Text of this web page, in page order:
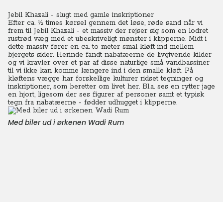
Jebil Khazali - slugt med gamle inskriptioner
Efter ca. ½ times kørsel gennem det løse, røde sand når vi
frem til Jebil Khazali - et massiv der rejser sig som en lodret
rustrød væg med et ubeskriveligt mønster i klipperne. Midt i
dette massiv fører en ca. to meter smal kløft ind mellem
bjergets sider. Herinde fandt nabatæerne de livgivende kilder
og vi kravler over et par af disse naturlige små vandbassiner
til vi ikke kan komme længere ind i den smalle kløft. På
kløftens vægge har forskellige kulturer ridset tegninger og
inskriptioner, som beretter om livet her. Bl.a. ses en rytter jage
en hjort, ligesom der ses figurer af personer samt et typisk
tegn fra nabatæerne - fødder udhugget i klipperne.
Med biler ud i ørkenen Wadi Rum